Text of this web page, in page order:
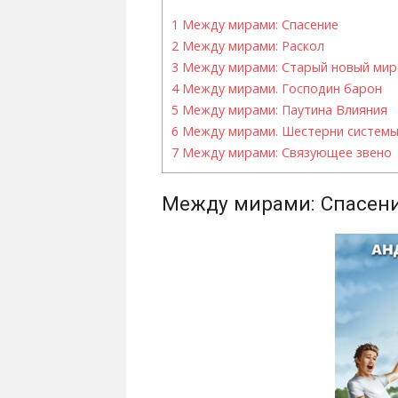
1 Между мирами: Спасение
2 Между мирами: Раскол
3 Между мирами: Старый новый мир
4Между мирами. Господин барон
5 Между мирами: Паутина Влияния
6 Между мирами. Шестерни системы
7 Между мирами: Связующее звено
Между мирами: